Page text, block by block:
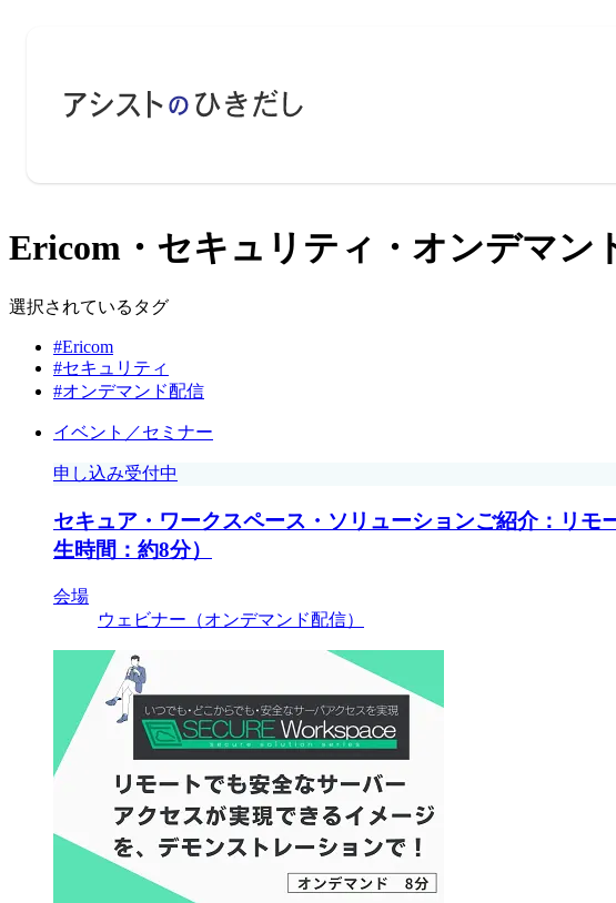
Ericom・セキュリティ・オンデマン
選択されているタグ
#Ericom
#セキュリティ
#オンデマンド配信
イベント／セミナー
申し込み受付中
セキュア・ワークスペース・ソリューションご紹介：リ
生時間：約8分）
会場
ウェビナー（オンデマンド配信）